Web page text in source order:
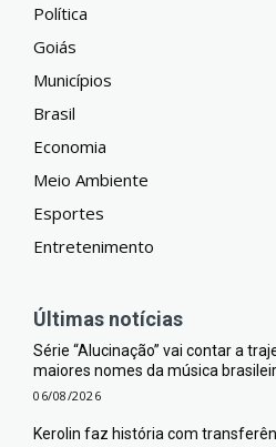
Política
Goiás
Municípios
Brasil
Economia
Meio Ambiente
Esportes
Entretenimento
Últimas notícias
Série “Alucinação” vai contar a
maiores nomes da música
06/08/2026
Kerolin faz história com